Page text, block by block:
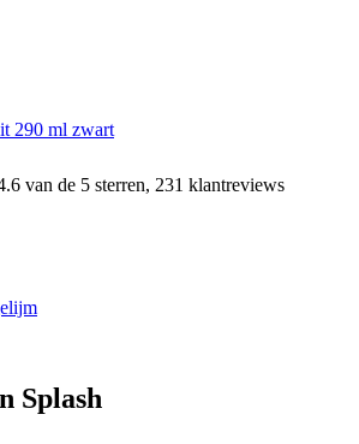
290 ml zwart
van de 5 sterren, 231 klantreviews
Splash